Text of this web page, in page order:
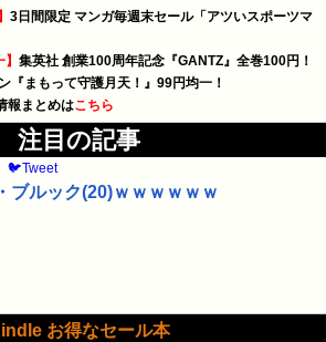
3日間限定 マンガ毎週末セール「アツいスポーツマ
集英社 創業100周年記念『GANTZ』全巻100円！
『まもって守護月天！』99円均一！
報まとめはこちら
注目の記事
🐦Tweet
ブルック(20)ｗｗｗｗｗｗ
お得なセール本